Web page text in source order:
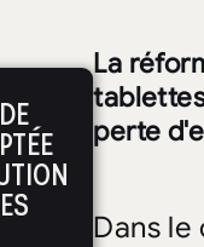
La
perte
Dans le